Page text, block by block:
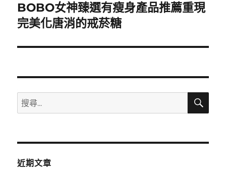
下
一
文
BOBO女神臻選有瘦身產品推薦重現
完美化唐消的戒菸糖
搜
尋
鍵
搜
近期文章